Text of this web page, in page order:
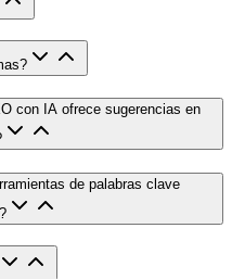
con IA ofrece sugerencias en
de palabras clave